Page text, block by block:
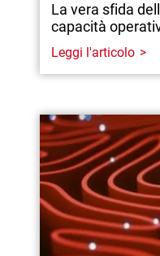
La vera sfida
capacità
Leggi l'articolo